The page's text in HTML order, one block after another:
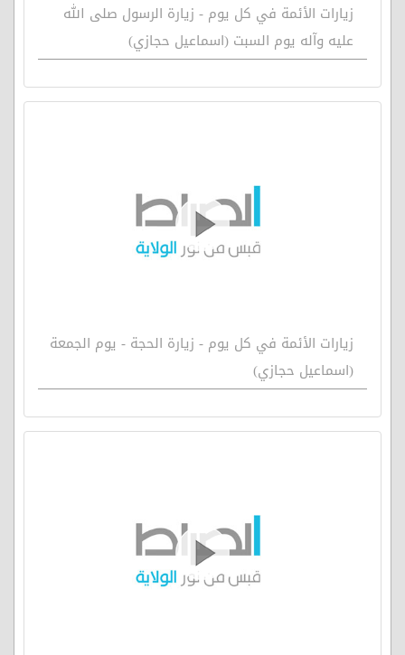
زيارات الأئمة في كل يوم - زيارة الرسول صلى الله
عليه وآله يوم السبت (اسماعيل حجازي)
زيارات الأئمة في كل يوم - زيارة الحجة - يوم الجمعة
(اسماعيل حجازي)